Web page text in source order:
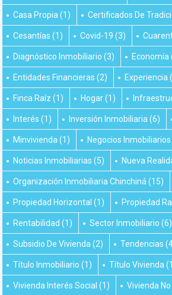
Casa Propia (1) Certificados De
Cesantías (1) Covid-19 (3)
Diagnóstico Inmobiliario (3) Economía
Entidades Financieras (2) Experiencia
Finca Raíz (1) Hogar(1)
Interés (1) Inversión Inmobiliaria (6)
Minvivienda (1) Negocios Inmobiliarios
Noticias Inmobiliarias (5) Nueva
Organización Inmobiliaria Chinchiná (15)
Propiedad Horizontal (1) Propiedad
Rentabilidad (1) Sector Inmobiliario (6)
Subsidio De Vivienda (2) Tendencias
Título Inmobiliario (1) Título Vivienda
Vivienda Interés Social (1) Vivienda No